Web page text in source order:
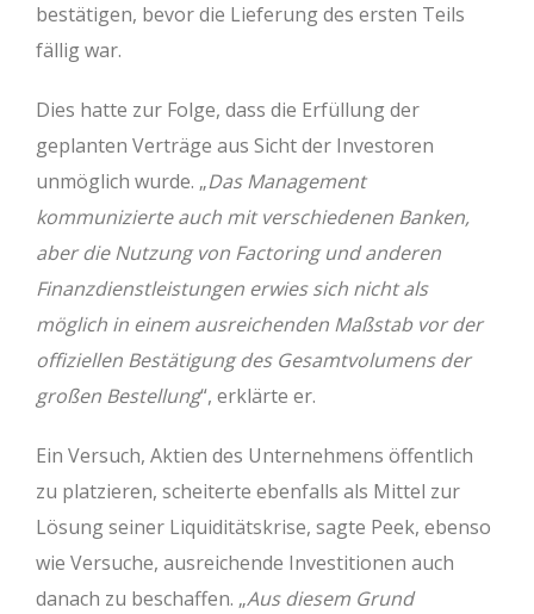
bestätigen, bevor die Lieferung des ersten Teils
fällig war.
Dies hatte zur Folge, dass die Erfüllung der
geplanten Verträge aus Sicht der Investoren
unmöglich wurde. „Das Management
kommunizierte auch mit verschiedenen Banken,
aber die Nutzung von Factoring und anderen
Finanzdienstleistungen erwies sich nicht als
möglich in einem ausreichenden Maßstab vor der
offiziellen Bestätigung des Gesamtvolumens der
großen Bestellung“, erklärte er.
Ein Versuch, Aktien des Unternehmens öffentlich
zu platzieren, scheiterte ebenfalls als Mittel zur
Lösung seiner Liquiditätskrise, sagte Peek, ebenso
wie Versuche, ausreichende Investitionen auch
danach zu beschaffen. „Aus diesem Grund